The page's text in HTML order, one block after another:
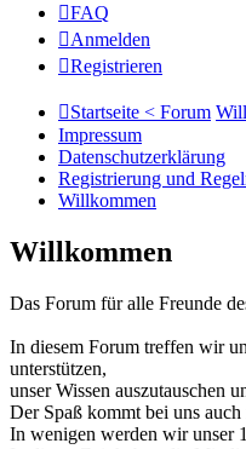
FAQ
Anmelden
Registrieren
Startseite < Forum
Impressum
Datenschutzerklärung
Registrierung und
Willkommen
Willkommen
Das Forum für alle Freunde
In diesem Forum treffen wir
unterstützen,
unser Wissen auszutauschen
Der Spaß kommt bei uns
In wenigen werden wir unser